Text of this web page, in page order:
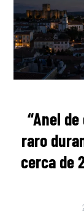
“Anel
raro
cerca de